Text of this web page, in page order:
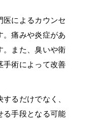
医によるカウンセ
。痛みや炎症があ
。また、臭いや衛
手術によって改善
るだけでなく、
る手段となる可能